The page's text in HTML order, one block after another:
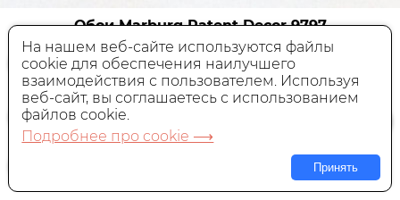
Обои Marburg Patent Decor9797
Под покраску,Германия, 1,06x25 м
Цена:
9 750 руб.
В КОРЗИНУ
На нашем веб-сайте используются файлы
cookie для обеспечения наилучшего
взаимодействия с пользователем. Используя
веб-сайт, вы соглашаетесь с использованием
файлов cookie.
Подробнее про cookie ⟶
Принять